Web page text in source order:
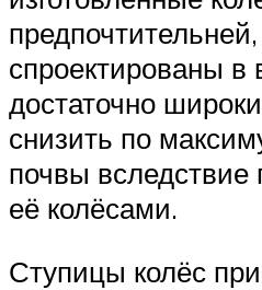
спроектированы в
достаточно
снизить по
почвы вследствие
её колёсами.
Ступицы колёс